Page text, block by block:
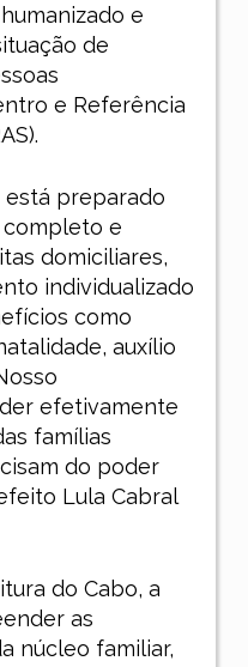
e
de
e Referência
está preparado
e
domiciliares,
individualizado
como
auxílio
efetivamente
famílias
do poder
Lula Cabral
do Cabo, a
as
núcleo familiar,